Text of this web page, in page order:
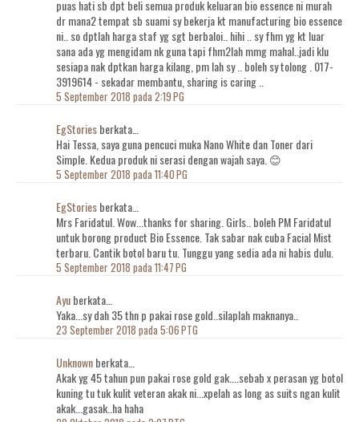
puas hati sb dpt beli semua produk keluaran bio essence ni murah
dr mana2 tempat sb suami sy bekerja kt manufacturing bio essence
ni.. so dptlah harga staf yg sgt berbaloi.. hihi .. sy fhm yg kt luar
sana ada yg mengidam nk guna tapi fhm2lah mmg mahal..jadi klu
sesiapa nak dptkan harga kilang, pm lah sy .. boleh sy tolong . 017-
3919614 - sekadar membantu, sharing is caring ..
5 September 2018 pada 2:19 PG
EgStoriesberkata…
Hai Tessa, saya guna pencuci muka Nano White dan Toner dari
Simple. Kedua produk ni serasi dengan wajah saya. 😊
5 September 2018 pada 11:40 PG
EgStoriesberkata…
Mrs Faridatul. Wow...thanks for sharing. Girls.. boleh PM Faridatul
untuk borong product Bio Essence. Tak sabar nak cuba Facial Mist
terbaru. Cantik botol baru tu. Tunggu yang sedia ada ni habis dulu.
5 September 2018 pada 11:47 PG
Ayuberkata…
Yaka...sy dah 35 thn p pakai rose gold..silaplah maknanya..
23 September 2018 pada 5:06 PTG
Unknownberkata…
Akak yg 45 tahun pun pakai rose gold gak....sebab x perasan yg botol
kuning tu tuk kulit veteran akak ni...xpelah as long as suits ngan kulit
akak...gasak..ha haha